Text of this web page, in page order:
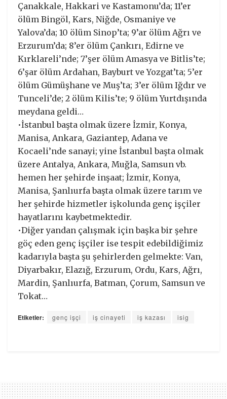
Çanakkale, Hakkari ve Kastamonu’da; 11’er
ölüm Bingöl, Kars, Niğde, Osmaniye ve
Yalova’da; 10 ölüm Sinop’ta; 9’ar ölüm Ağrı ve
Erzurum’da; 8’er ölüm Çankırı, Edirne ve
Kırklareli’nde; 7’şer ölüm Amasya ve Bitlis’te;
6’şar ölüm Ardahan, Bayburt ve Yozgat’ta; 5’er
ölüm Gümüşhane ve Muş’ta; 3’er ölüm Iğdır ve
Tunceli’de; 2 ölüm Kilis’te; 9 ölüm Yurtdışında
meydana geldi…
•İstanbul başta olmak üzere İzmir, Konya,
Manisa, Ankara, Gaziantep, Adana ve
Kocaeli’nde sanayi; yine İstanbul başta olmak
üzere Antalya, Ankara, Muğla, Samsun vb.
hemen her şehirde inşaat; İzmir, Konya,
Manisa, Şanlıurfa başta olmak üzere tarım ve
her şehirde hizmetler işkolunda genç işçiler
hayatlarını kaybetmektedir.
•Diğer yandan çalışmak için başka bir şehre
göç eden genç işçiler ise tespit edebildiğimiz
kadarıyla başta şu şehirlerden gelmekte: Van,
Diyarbakır, Elazığ, Erzurum, Ordu, Kars, Ağrı,
Mardin, Şanlıurfa, Batman, Çorum, Samsun ve
Tokat…
Etiketler: genç işçi iş cinayeti iş kazası isig